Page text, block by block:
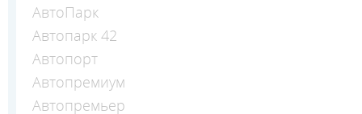
АвтоПарк
Автопарк 42
Автопорт
Автопремиум
Автопремьер